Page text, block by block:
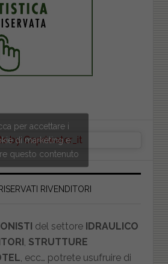
by Copriwater_it
per accettare i
di marketing e
questo contenuto
RIVENDITORI
del settore IDRAULICO
STRUTTURE
, ecc… potrete usufruire di